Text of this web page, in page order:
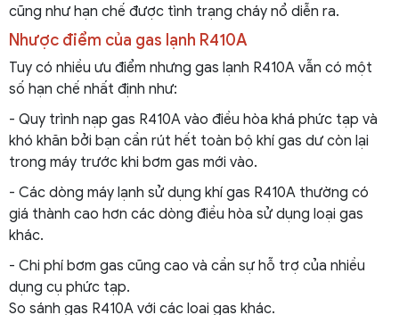
cũng như hạn chế được tình trạng cháy nổ diễn ra.
Nhược điểm của gas lạnh R410A
Tuy có nhiều ưu điểm nhưng gas lạnh R410A vẫn có một
số hạn chế nhất định như:
- Quy trình nạp gas R410A vào điều hòa khá phức tạp và
khó khăn bởi bạn cần rút hết toàn bộ khí gas dư còn lại
trong máy trước khi bơm gas mới vào.
- Các dòng máy lạnh sử dụng khí gas R410A thường có
giá thành cao hơn các dòng điều hòa sử dụng loại gas
khác.
- Chi phí bơm gas cũng cao và cần sự hỗ trợ của nhiều
dụng cụ phức tạp.
So sánh gas R410A với các loại gas khác.